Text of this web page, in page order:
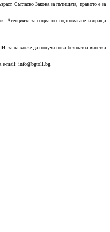
Съгласно Закона за пътищата, правото е за
Агенцията за социално подпомагане изпраща
за да може да получи нова безплатна винетка
e-mail: info@bgtoll.bg.